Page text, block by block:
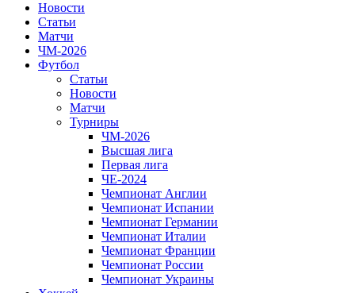
Новости
Статьи
Матчи
ЧМ-2026
Футбол
Статьи
Новости
Матчи
Турниры
ЧМ-2026
Высшая лига
Первая лига
ЧЕ-2024
Чемпионат Англии
Чемпионат Испании
Чемпионат Германии
Чемпионат Италии
Чемпионат Франции
Чемпионат России
Чемпионат Украины